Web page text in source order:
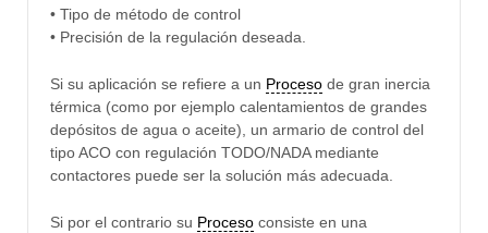
• Tipo de método de control
• Precisión de la regulación deseada.
Si su aplicación se refiere a un Proceso de gran inercia
térmica (como por ejemplo calentamientos de grandes
depósitos de agua o aceite), un armario de control del
tipo ACO con regulación TODO/NADA mediante
contactores puede ser la solución más adecuada.
Si por el contrario su Proceso consiste en una